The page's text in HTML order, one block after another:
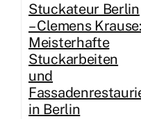
Stuckateur Berlin
– Clemens Krause:
Meisterhafte
Stuckarbeiten
und
in Berlin